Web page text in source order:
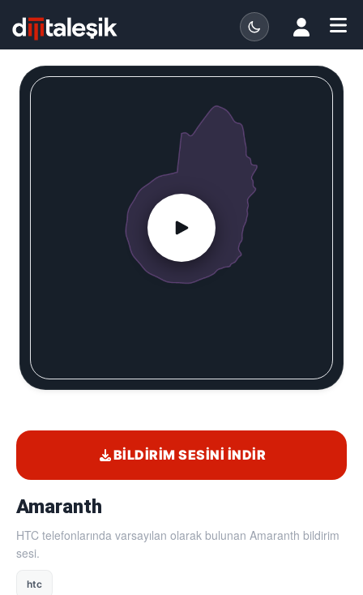
Amaranth
HTC telefonlarında varsayılan olarak bulunan Amaranth bildirim
sesi.
htc
BILDIRIM SESINI İNDIR